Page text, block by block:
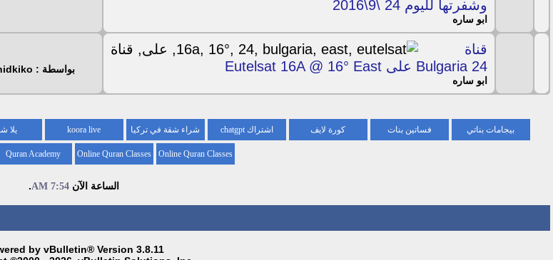
وشفرتها لليوم 24 \9\2016
ابو ساره
قناة
Bulgaria 24 على Eutelsat 16A @ 16° East
ابو ساره
بواسطة : rachidkiko
بيجامات بناتي فساتين بنات كورة لايف اشتراك chatgpt شراء شقة في تركيا koora live يلا
Online Quran Classes
Online Quran Classes
Quran Academy
الساعة الآن7:54 AM
.
by vBulletin® Version 3.8.11